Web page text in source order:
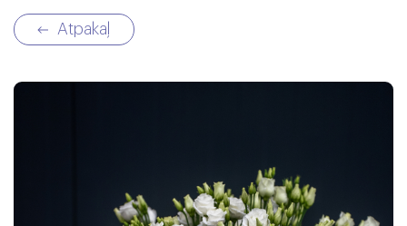
Atpakaļ